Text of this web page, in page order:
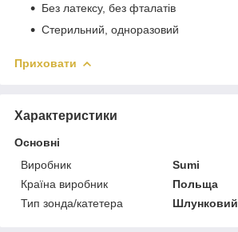
Без латексу, без фталатів
Стерильний, одноразовий
Приховати
Характеристики
Основні
Виробник
Sumi
Країна виробник
Польща
Тип зонда/катетера
Шлунковий